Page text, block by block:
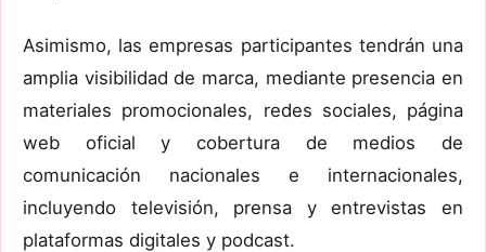
Asimismo, las empresas participantes tendrán una
amplia visibilidad de marca, mediante presencia en
materiales promocionales, redes sociales, página
web oficial y cobertura de medios de
comunicación nacionales e internacionales,
incluyendo televisión, prensa y entrevistas en
plataformas digitales y podcast.